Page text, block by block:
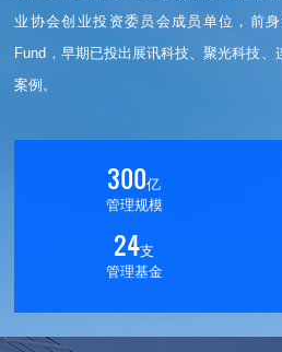
业协会创业投资委员会成员单位，前身
Fund，早期已投出展讯科技、聚光科技
案例。
300亿
管理规模
24支
管理基金